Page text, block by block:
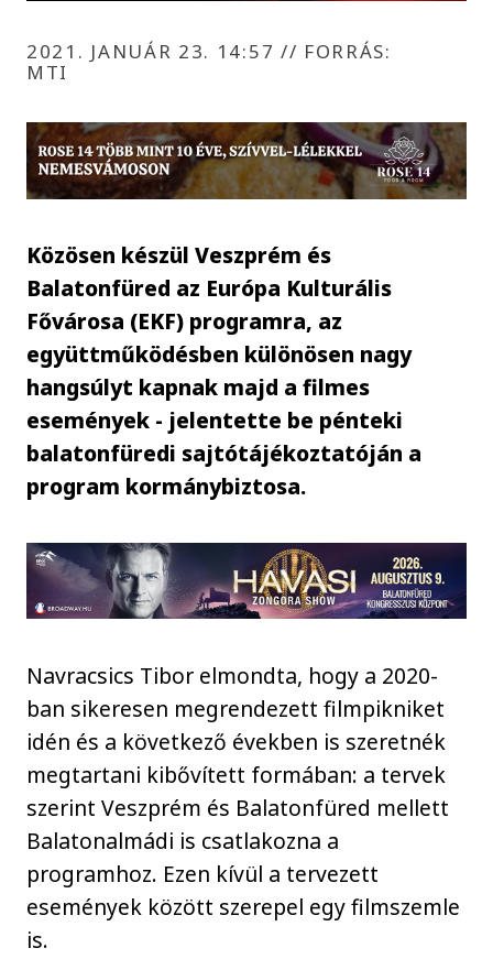
2021. JANUÁR 23. 14:57 // FORRÁS:
MTI
Közösen készül Veszprém és
Balatonfüred az Európa Kulturális
Fővárosa (EKF) programra, az
együttműködésben különösen nagy
hangsúlyt kapnak majd a filmes
események - jelentette be pénteki
balatonfüredi sajtótájékoztatóján a
program kormánybiztosa.
Navracsics Tibor elmondta, hogy a 2020-
ban sikeresen megrendezett filmpikniket
idén és a következő években is szeretnék
megtartani kibővített formában: a tervek
szerint Veszprém és Balatonfüred mellett
Balatonalmádi is csatlakozna a
programhoz. Ezen kívül a tervezett
események között szerepel egy filmszemle
is.